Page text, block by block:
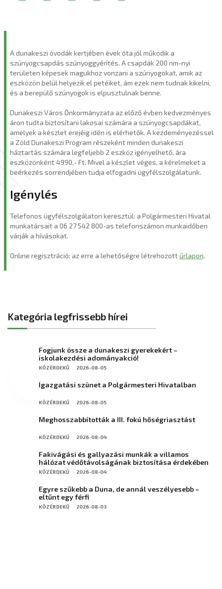
A dunakeszi óvodák kertjében évek óta jól működik a
szúnyogcsapdás szúnyoggyérítés. A csapdák 200 nm-nyi
területen képesek magukhoz vonzani a szúnyogokat, amik az
eszközön belül helyezik el petéiket, ám ezek nem tudnak kikelni,
és a berepülő szúnyogok is elpusztulnak benne.
Dunakeszi Város Önkormányzata az előző évben kedvezményes
áron tudta biztosítani lakosai számára a szúnyogcsapdákat,
amelyek a készlet erejéig idén is elérhetők. A kezdeményezéssel
a Zöld Dunakeszi Program részeként minden dunakeszi
háztartás számára legfeljebb 2 eszköz igényelhető, ára
eszközönként 4990,- Ft. Mivel a készlet véges, a kérelmeket a
beérkezés sorrendjében tudja elfogadni ügyfélszolgálatunk.
Igénylés
Telefonos ügyfélszolgálaton keresztül: a Polgármesteri Hivatal
munkatársait a 06 27 542 800-as telefonszámon munkaidőben
várják a hívásokat.
Online regisztráció: az erre a lehetőségre létrehozott űrlapon.
Kategória legfrissebb hírei
Fogjunk össze a dunakeszi gyerekekért –
iskolakezdési adományakció!
KÖZÉRDEKŰ 2026-08-05
Igazgatási szünet a Polgármesteri Hivatalban
KÖZÉRDEKŰ 2026-08-05
Meghosszabbították a III. fokú hőségriasztást
KÖZÉRDEKŰ 2026-08-04
Fakivágási és gallyazási munkák a villamos
hálózat védőtávolságának biztosítása érdekében
KÖZÉRDEKŰ 2026-08-04
Egyre szűkebb a Duna, de annál veszélyesebb –
eltűnt egy férfi
KÖZÉRDEKŰ 2026-08-03